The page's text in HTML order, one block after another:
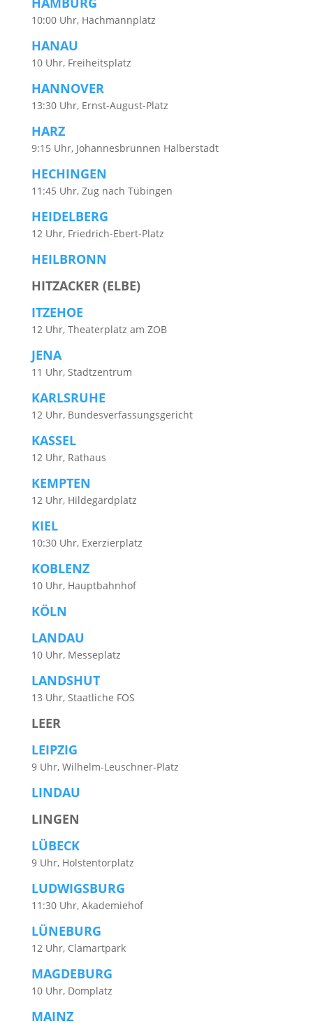
10:00 Uhr, Hachmannplatz
HANAU
10 Uhr, Freiheitsplatz
HANNOVER
13:30 Uhr, Ernst-August-Platz
HARZ
9:15 Uhr, Johannesbrunnen Halberstadt
HECHINGEN
11:45 Uhr, Zug nach Tübingen
HEIDELBERG
12 Uhr, Friedrich-Ebert-Platz
HEILBRONN
HITZACKER (ELBE)
ITZEHOE
12 Uhr, Theaterplatz am ZOB
JENA
11 Uhr, Stadtzentrum
KARLSRUHE
12 Uhr, Bundesverfassungsgericht
KASSEL
12 Uhr, Rathaus
KEMPTEN
12 Uhr, Hildegardplatz
KIEL
10:30 Uhr, Exerzierplatz
KOBLENZ
10 Uhr, Hauptbahnhof
KÖLN
LANDAU
10 Uhr, Messeplatz
LANDSHUT
13 Uhr, Staatliche FOS
LEER
LEIPZIG
9 Uhr, Wilhelm-Leuschner-Platz
LINDAU
LINGEN
LÜBECK
9 Uhr, Holstentorplatz
LUDWIGSBURG
11:30 Uhr, Akademiehof
LÜNEBURG
12 Uhr, Clamartpark
MAGDEBURG
10 Uhr, Domplatz
MAINZ